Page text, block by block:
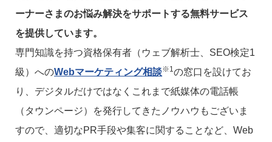
ーナーさまのお悩み解決をサポートする無料サービス
を提供しています。
専門知識を持つ資格保有者（ウェブ解析士、SEO検定1
級）へのWebマーケティング相談※1の窓口を設けてお
り、デジタルだけではなくこれまで紙媒体の電話帳
（タウンページ）を発行してきたノウハウもございま
すので、適切なPR手段や集客に関することなど、Web